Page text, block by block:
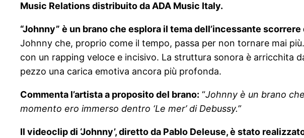
Music Relations distribuito da ADA Music Italy.
“Johnny” è un brano che esplora il tema dell’incessante
Johnny che, proprio come il tempo, passa per non tornare mai
con un rapping veloce e incisivo. La struttura sonora è arricchita
pezzo una carica emotiva ancora più profonda.
Commenta l’artista a proposito del brano: “Johnny è un brano
momento ero immerso dentro ‘Le mer’ di Debussy.”
Il videoclip di ‘Johnny’, diretto da Pablo Deleuse, è stato